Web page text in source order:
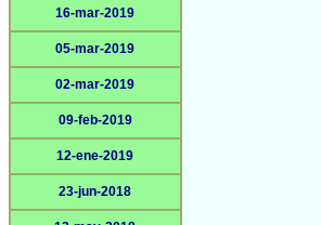
16-mar-2019
05-mar-2019
02-mar-2019
09-feb-2019
12-ene-2019
23-jun-2018